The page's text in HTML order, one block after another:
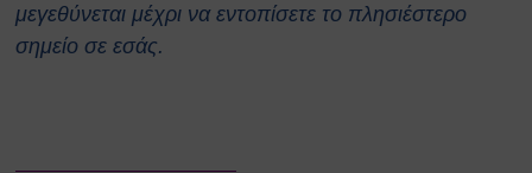
for Visitors
μεγεθύνεται μέχρι να εντοπίσετε το πλησιέστερο
σημείο σε εσάς.